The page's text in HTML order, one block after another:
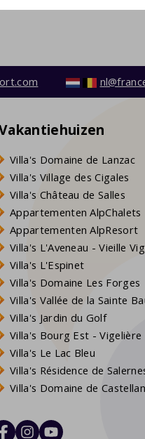
Villa's Domaine de Lanzac
Villa's Village des Cigales
Villa's Château de Salles
Appartementen AlpChalets
Appartementen AlpResort
Villa's L'Aveneau - Vieille
Villa's L'Espinet
Villa's Domaine Les Forges
Villa's Vallée de la Sainte
Villa's Jardin du Golf
Villa's Bourg Est - Vigelière
Villa's Le Lac Bleu
Villa's Résidence de
Villa's Domaine de